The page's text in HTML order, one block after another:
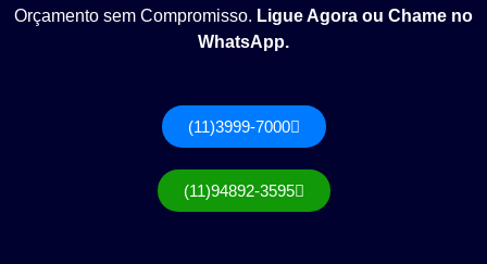
Orçamento sem Compromisso. Ligue Agora ou Chame no
WhatsApp.
(11)3999-7000
(11)94892-3595